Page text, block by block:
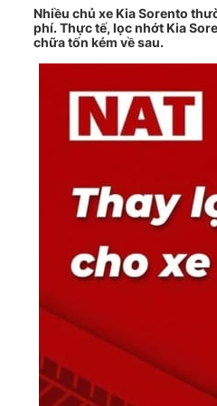
Nhiều chủ xe Kia Sorento
phí. Thực tế, lọc nhớt Kia
chữa tốn kém về sau.